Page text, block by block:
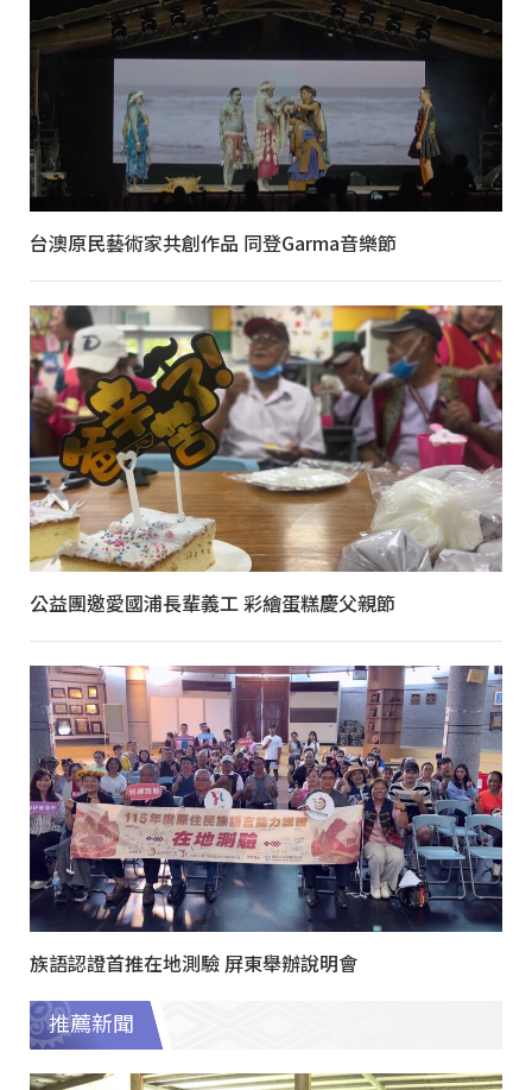
台澳原民藝術家共創作品 同登Garma音樂節
公益團邀愛國浦長輩義工 彩繪蛋糕慶父親節
族語認證首推在地測驗 屏東舉辦說明會
推薦新聞